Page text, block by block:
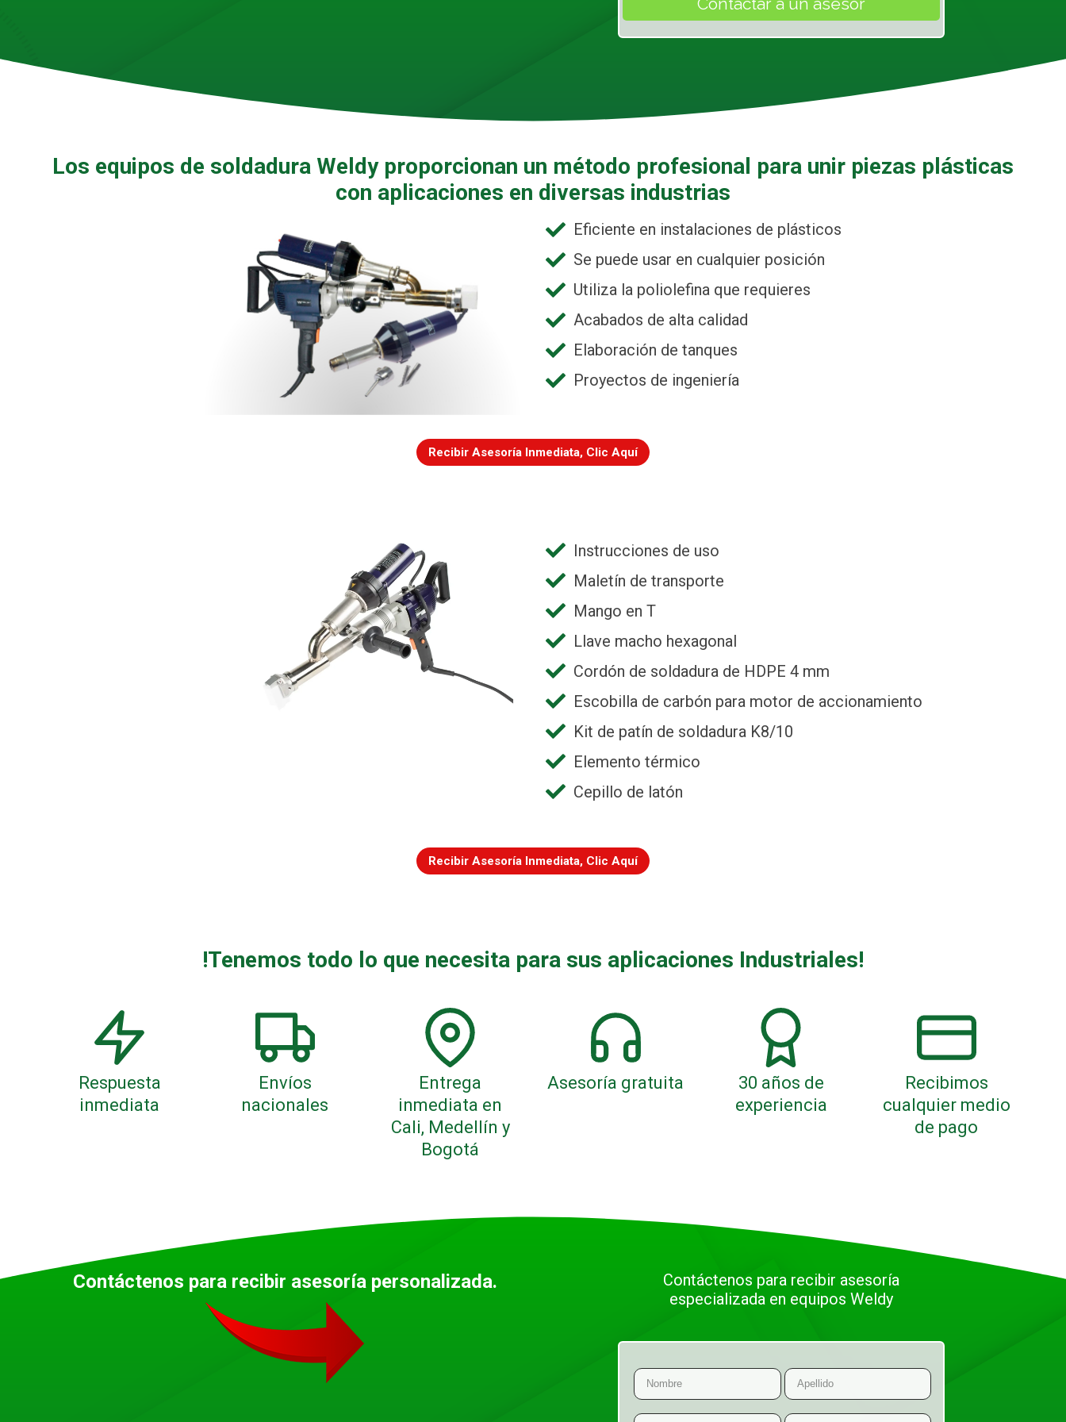
Los equipos de soldadura Weldyproporcionan un método profesional para unir piezas plásticas
con aplicaciones en diversas industrias
Eficiente en instalaciones de plásticos
Se puede usar en cualquier posición
Utiliza la poliolefina que requieres
Acabados de alta calidad
Elaboración de tanques
Proyectos de ingeniería
Recibir Asesoría Inmediata, Clic Aquí
Instrucciones de uso
Maletín de transporte
Mango en T
Llave macho hexagonal
Cordón de soldadura de HDPE 4 mm
Escobilla de carbón para motor de accionamiento
Kit de patín de soldadura K8/10
Elemento térmico
Cepillo de latón
Recibir Asesoría Inmediata, Clic Aquí
!Tenemos todo lo que necesita para sus aplicaciones Industriales!
Respuesta
inmediata
Envíos
nacionales
Entrega
inmediata en
Cali, Medellín y
Bogotá
Asesoría gratuita
30 años de
experiencia
Recibimos
cualquier medio
de pago
Contáctenos para recibir asesoría personalizada.
Contáctenos para recibir asesoría
especializada en equipos Weldy